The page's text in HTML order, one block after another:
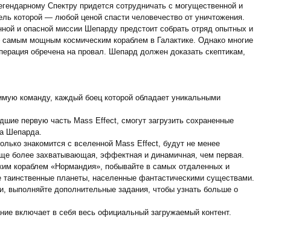
Спектру придется сотрудничать с могущественной и
которой — любой ценой спасти человечество от уничтожения.
и опасной миссии Шепарду предстоит собрать отряд опытных и
самым мощным космическим кораблем в Галактике. Однако многие
обречена на провал. Шепард должен доказать скептикам,
команду, каждый боец которой обладает уникальными
первую часть Mass Effect, смогут загрузить сохраненные
Шепарда.
знакомится с вселенной Mass Effect, будут не менее
более захватывающая, эффектная и динамичная, чем первая.
кораблем «Нормандия», побывайте в самых отдаленных и
планеты, населенные фантастическими существами.
выполняйте дополнительные задания, чтобы узнать больше о
включает в себя весь официальный загружаемый контент.